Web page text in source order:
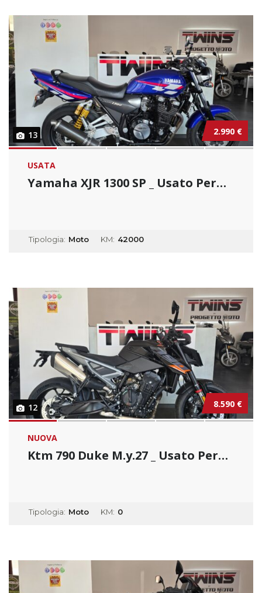
13 2.990 €
USATA
Yamaha XJR 1300 SP _ Usato Permutabile
Tipologia: Moto KM: 42000
12 8.590 €
NUOVA
Ktm 790 Duke M.y.27 _ Usato Permutabile
Tipologia: Moto KM: 0